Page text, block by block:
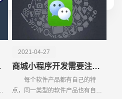
购物体验，同时助力商家实现
？
2021-04-27
商城小程序开发需要注意什么
每个软件产品都有自己的特
点，同一类型的软件产品也有自己